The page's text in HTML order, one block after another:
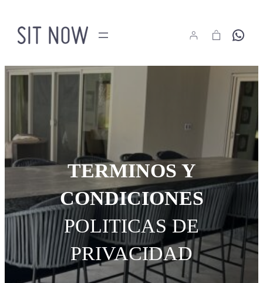
contenido
Hola
TERMINOS Y
CONDICIONES
POLITICAS DE
PRIVACIDAD